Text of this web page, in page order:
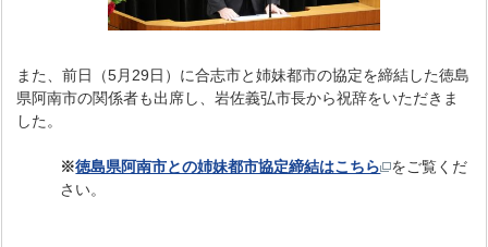
また、前日（5月29日）に合志市と姉妹都市の協定を締結した徳島
県阿南市の関係者も出席し、岩佐義弘市長から祝辞をいただきま
した。
※徳島県阿南市との姉妹都市協定締結はこちら
をご覧くだ
さい。